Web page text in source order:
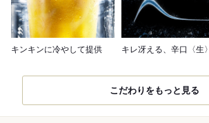
キンキンに冷やして提供 キレ冴える、辛口〈生〉
こだわりをもっと見る